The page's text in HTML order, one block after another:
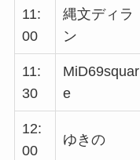
11:
00
縄文ディラ
ン
11:
30
MiD69squar
e
12:
00
ゆきの